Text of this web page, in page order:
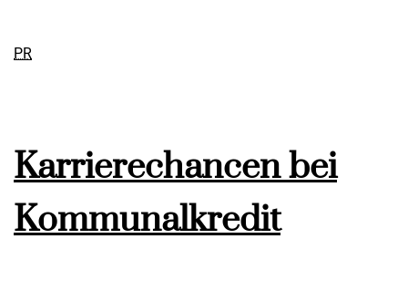
PR
Karrierechancen bei
Kommunalkredit